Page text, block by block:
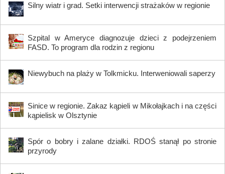
Silny wiatr i grad. Setki interwencji strażaków w regionie
Szpital w Ameryce diagnozuje dzieci z podejrzeniem
FASD. To program dla rodzin z regionu
Niewybuch na plaży w Tolkmicku. Interweniowali saperzy
Sinice w regionie. Zakaz kąpieli w Mikołajkach i na części
kąpielisk w Olsztynie
Spór o bobry i zalane działki. RDOŚ stanął po stronie
przyrody